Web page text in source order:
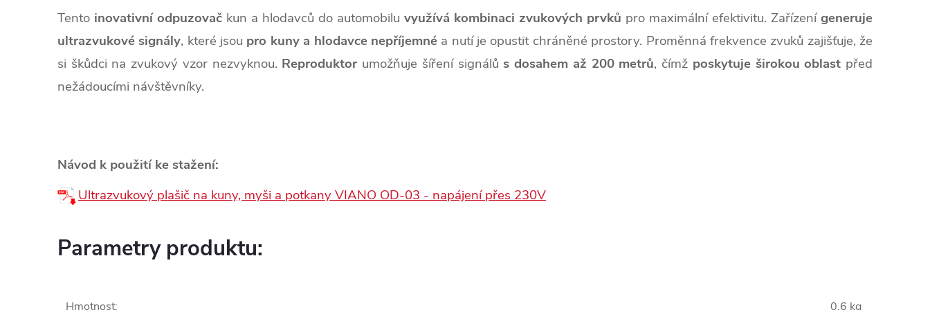
Tento inovativní odpuzovač kun a hlodavců do automobilu využívá kombinaci zvukových prvků pro maximální efektivitu. Zařízenígeneruje
ultrazvukové signály, které jsou pro kuny a hlodavce nepříjemnéa nutí je opustit chráněné prostory. Proměnná frekvence zvuků zajišťuje, že
si škůdci na zvukový vzor nezvyknou. Reproduktorumožňuje šíření signálůs dosahem až 200 metrů, čímž poskytuje širokou oblast před
nežádoucími návštěvníky.
Návod k použití ke stažení:
Ultrazvukový plašič na kuny, myši a potkany VIANO OD-03 - napájení přes 230V
Parametry produktu:
Hmotnost: 0.6 kg